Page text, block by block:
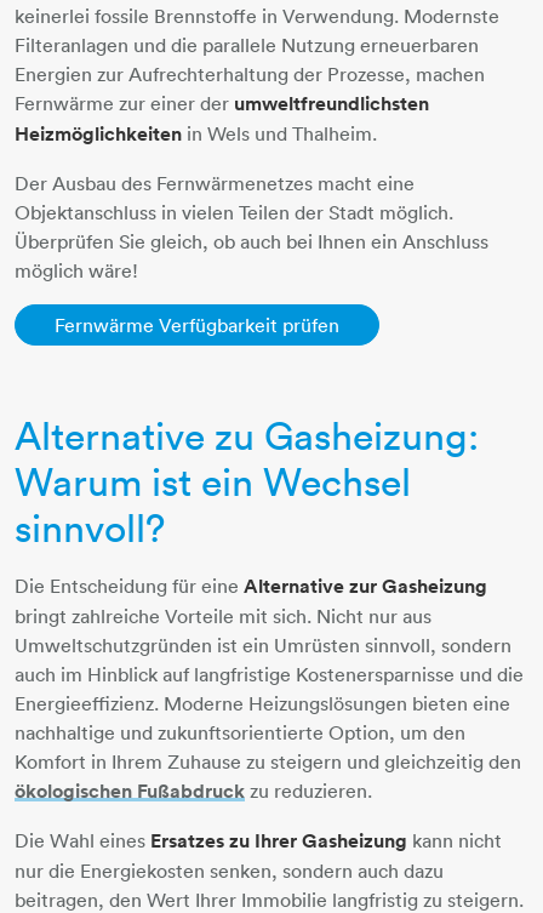
keinerlei fossile Brennstoffe in Verwendung. Modernste
Filteranlagen und die parallele Nutzung erneuerbaren
Energien zur Aufrechterhaltung der Prozesse, machen
Fernwärme zur einer der umweltfreundlichsten
Heizmöglichkeiten in Wels und Thalheim.
Der Ausbau des Fernwärmenetzes macht eine
Objektanschluss in vielen Teilen der Stadt möglich.
Überprüfen Sie gleich, ob auch bei Ihnen ein Anschluss
möglich wäre!
Fernwärme Verfügbarkeit prüfen
Alternative zu Gasheizung:
Warum ist ein Wechsel
sinnvoll?
Die Entscheidung für eine Alternative zur Gasheizung
bringt zahlreiche Vorteile mit sich. Nicht nur aus
Umweltschutzgründen ist ein Umrüsten sinnvoll, sondern
auch im Hinblick auf langfristige Kostenersparnisse und die
Energieeffizienz. Moderne Heizungslösungen bieten eine
nachhaltige und zukunftsorientierte Option, um den
Komfort in Ihrem Zuhause zu steigern und gleichzeitig den
ökologischen Fußabdruck ​​​​​​​ zu reduzieren.
Die Wahl eines Ersatzes zu Ihrer Gasheizung kann nicht
nur die Energiekosten senken, sondern auch dazu
beitragen, den Wert Ihrer Immobilie langfristig zu steigern.